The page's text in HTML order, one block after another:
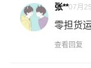
的认可和口碑相
意为您解决物流
也提供从广州
张**07月
零担货
查看回复